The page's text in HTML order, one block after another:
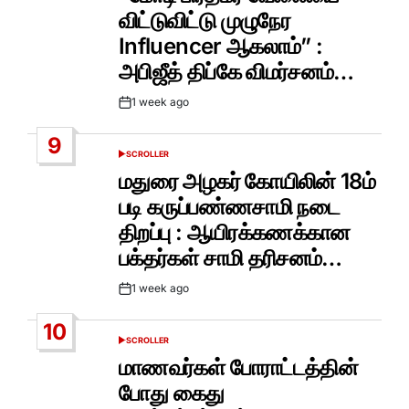
விட்டுவிட்டு முழுநேர
Influencer ஆகலாம்” :
அபிஜீத் திப்கே விமர்சனம்…
Post1 week ago
9
POSTED
SCROLLER
மதுரை அழகர் கோயிலின் 18ம்
படி கருப்பண்ணசாமி நடை
திறப்பு : ஆயிரக்கணக்கான
பக்தர்கள் சாமி தரிசனம்…
Post1 week ago
10
POSTED
SCROLLER
மாணவர்கள் போராட்டத்தின்
போது கைது